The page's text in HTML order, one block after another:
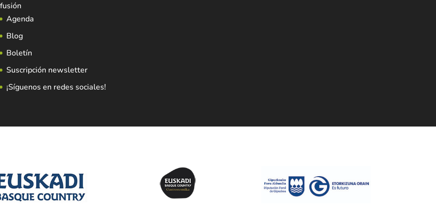
Agenda
Blog
Boletín
Suscripción newsletter
¡Síguenos en redes sociales!